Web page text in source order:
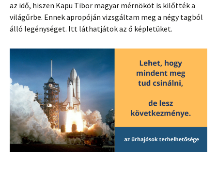
az idő, hiszen Kapu Tibor magyar mérnököt is kilőtték a
világűrbe. Ennek apropóján vizsgáltam meg a négy tagból
álló legénységet. Itt láthatjátok az ő képletüket.